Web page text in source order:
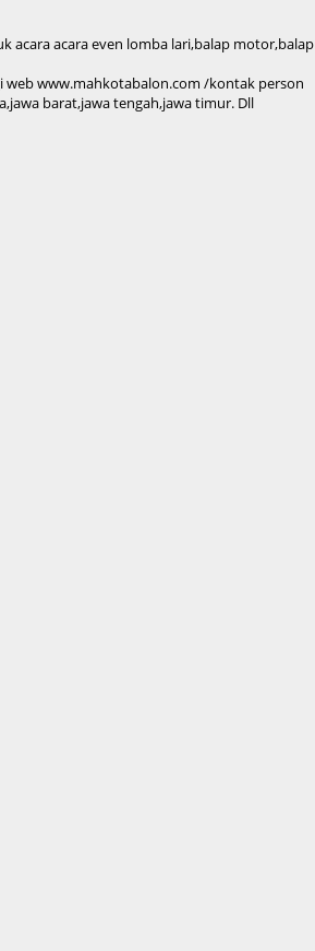
acara even lomba lari,balap motor,balap
web www.mahkotabalon.com /kontak person
barat,jawa tengah,jawa timur. Dll